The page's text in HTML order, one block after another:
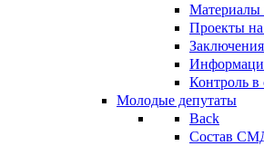
Материалы
Проекты
Контроль в
Молодые депутаты
Back
Состав